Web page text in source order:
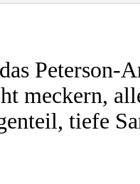
Peterson-
meckern,
tiefe